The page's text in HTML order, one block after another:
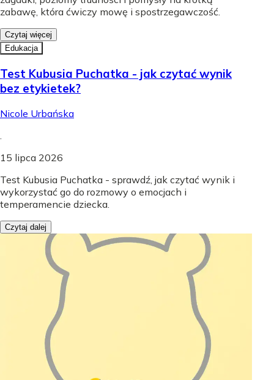
zabawę, która ćwiczy mowę i spostrzegawczość.
Czytaj więcej
Edukacja
Test Kubusia Puchatka - jak czytać wynik
bez etykietek?
Nicole Urbańska
15 lipca 2026
Test Kubusia Puchatka - sprawdź, jak czytać wynik i
wykorzystać go do rozmowy o emocjach i
temperamencie dziecka.
Czytaj dalej